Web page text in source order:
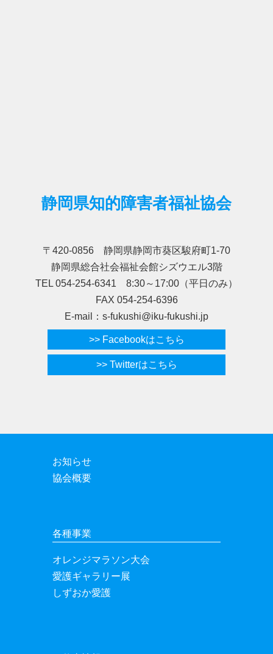
静岡県知的障害者福祉協会
〒420-0856 静岡県静岡市葵区駿府町1-70
静岡県総合社会福祉会館シズウエル3階
TEL 054-254-6341 8:30～17:00（平日のみ）
FAX 054-254-6396
E-mail：s-fukushi@iku-fukushi.jp
>> Facebookはこちら
>> Twitterはこちら
お知らせ
協会概要
各種事業
オレンジマラソン大会
愛護ギャラリー展
しずおか愛護